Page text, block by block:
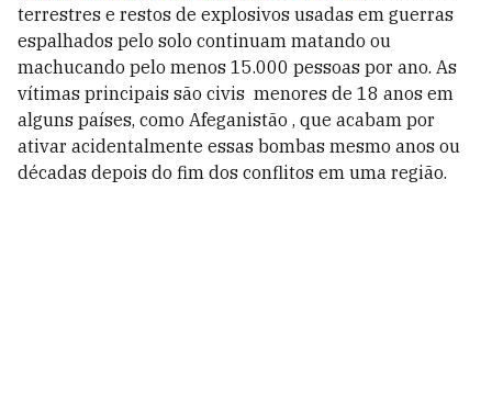
terrestres e restos de explosivos usadas em guerras
espalhados pelo solo continuam matando ou
machucando pelo menos 15.000 pessoas por ano. As
vítimas principais são civis  menores de 18 anos em
alguns países, como Afeganistão , que acabam por
ativar acidentalmente essas bombas mesmo anos ou
décadas depois do fim dos conflitos em uma região.